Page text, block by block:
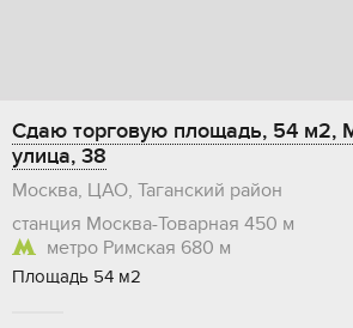
Сдаю торговую площадь, 54 м2,
улица, 38
Москва, ЦАО, Таганский район
станция Москва-Товарная 450 м
метро Римская 680 м
Площадь 54 м2